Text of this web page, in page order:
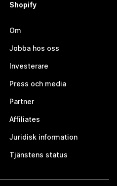
Shopify
Om
Jobba hos oss
Investerare
Press och media
Partner
Affiliates
Juridisk information
Tjänstens status